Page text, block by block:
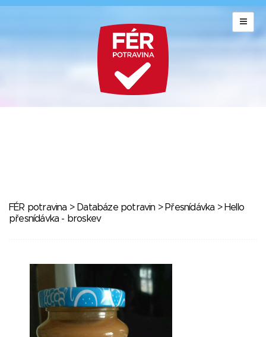
FÉR potravina > Databáze potravin > Přesnídávka > Hello
přesnídávka - broskev